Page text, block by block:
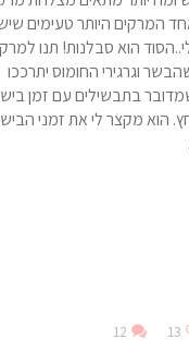
המרקים היותר טעימים
הוא סבלנות! תנו למרק
וגרגירי החומוס יתרככו
בתבשילים עם זמן
הוא מקצר לי את זמני
13
12